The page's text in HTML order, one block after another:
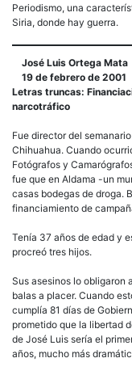
Periodismo, una
Siria, donde hay guerra.
José Luis Ortega Mata
19 de febrero de 2001
Letras truncas:
narcotráfico
Fue director del semanario
Chihuahua. Cuando
Fotógrafos y
fue que en Aldama -un
casas bodegas de droga.
financiamiento de
Tenía 37 años de edad y
procreó tres hijos.
Sus asesinos lo obligaron
balas a placer. Cuando
cumplía 81 días de
prometido que la libertad
de José Luis sería el
años, mucho más